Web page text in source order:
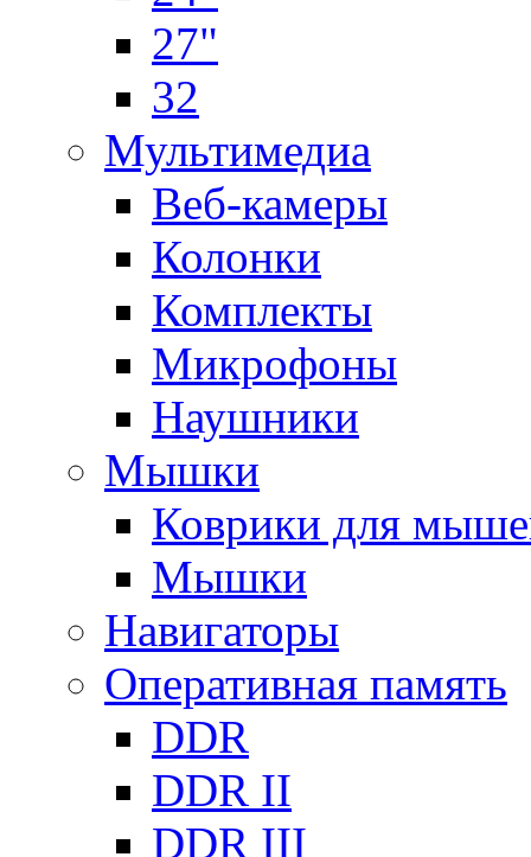
27"
32
Мультимедиа
Веб-камеры
Колонки
Комплекты
Микрофоны
Наушники
Мышки
Коврики для
Мышки
Навигаторы
Оперативная память
DDR
DDR II
DDR III